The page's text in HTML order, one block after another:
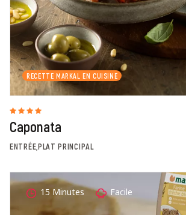
RECETTE MARKAL EN CUISINE
Caponata
ENTRÉE,PLAT PRINCIPAL
15 Minutes Facile